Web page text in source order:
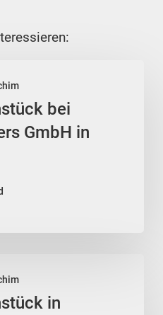
bei
GmbH in
in